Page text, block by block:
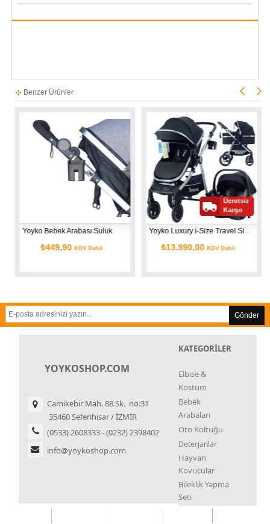
Benzer Ürünler
Yoyko Bebek Arabası Suluk
₺449,90KDV Dahil
Yoyko Luxury i-Size Travel Sistem Bebek Arabası 3 in 1 Siyah Silver
₺13.990,00KDV Dahil
Ücretsiz
Kargo
Gönder
YOYKOSHOP.COM
Camikebir Mah. 88 Sk. no:31
35460 Seferihisar / İZMİR
(0533) 2608333 - (0232) 2398402
info@yoykoshop.com
KATEGORİLER
Elbise &
Kostüm
Bebek
Arabaları
Oto Koltuğu
Deterjanlar
Hayvan
Kovucular
Bileklik Yapma
Seti
Kupa Çekme